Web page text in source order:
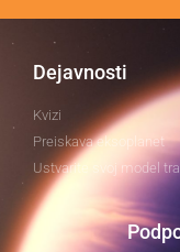
Dejavnosti
Kvizi
Preiskava eksoplanet
Ustvarite svoj model